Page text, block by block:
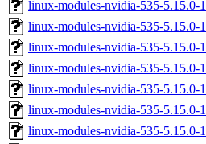
linux-modules-nvidia-535-5.15.0-
linux-modules-nvidia-535-5.15.0-
linux-modules-nvidia-535-5.15.0-
linux-modules-nvidia-535-5.15.0-
linux-modules-nvidia-535-5.15.0-
linux-modules-nvidia-535-5.15.0-
linux-modules-nvidia-535-5.15.0-